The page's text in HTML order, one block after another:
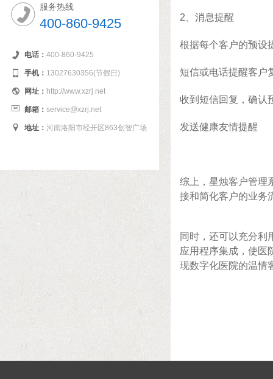
服务热线
400-860-9425
电话： 400-860-9425
手机： 13027630356(节假日)
网址： http://www.xzrj.net
邮箱： service@xzrj.net
地址： 河南洛阳市经开区863创智广场
2、消息提醒
根据每个客户的预设
短信或电话提醒客户
收到短信回复，确认
发送健康友情提醒
综上，星烛客户管理
接和简化客户的业务
同时，还可以充分利
应用程序集成，使医
现数字化医院的温情